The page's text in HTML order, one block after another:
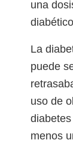
una
La
puede
uso de
menos